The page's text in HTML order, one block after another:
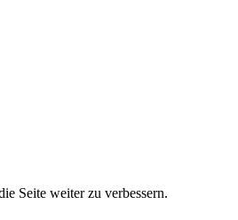
Seite weiter zu verbessern.